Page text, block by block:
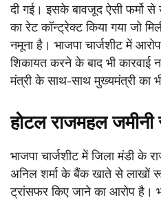
दी गई। इसके बावजूद ऐसी फर्मो से
का रेट कॉन्ट्रेक्ट किया गया जो
नमूना है। भाजपा चार्जशीट में
शिकायत करने के बाद भी कारवाई
मंत्री के साथ-साथ मुख्यमंत्री का
होटल राजमहल
भाजपा चार्जशीट में जिला मंडी के
अनिल शर्मा के बैंक खाते से
ट्रांसफर किए जाने का आरोप है।